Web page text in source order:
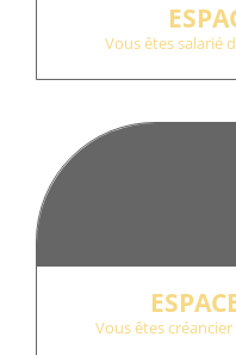
Vous êtes salarié
Vous êtes